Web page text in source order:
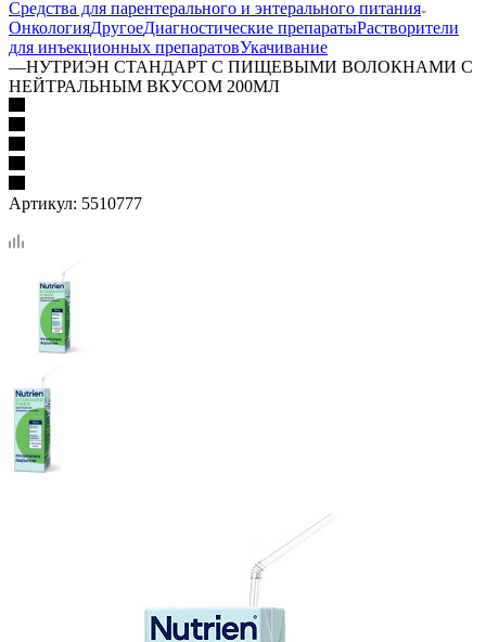
Средства для парентерального и энтерального питания
ОнкологияДругоеДиагностические препаратыРастворители
для инъекционных препаратовУкачивание
—НУТРИЭН СТАНДАРТ С ПИЩЕВЫМИ ВОЛОКНАМИ С
НЕЙТРАЛЬНЫМ ВКУСОМ 200МЛ
Артикул: 5510777